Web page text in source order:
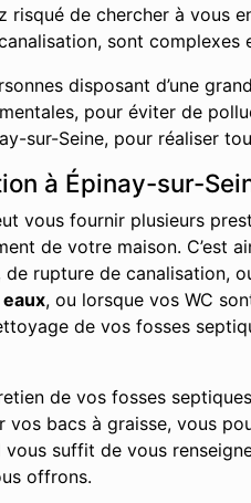
risqué de chercher à vous
sont complexes
disposant d’une
pour éviter de
sur-Seine, pour réaliser
à Épinay-sur-
vous fournir plusieurs
de votre maison. C’est
rupture de canalisation,
, ou lorsque vos WC
de vos fosses
de vos fosses
bacs à graisse, vous
suffit de vous
offrons.